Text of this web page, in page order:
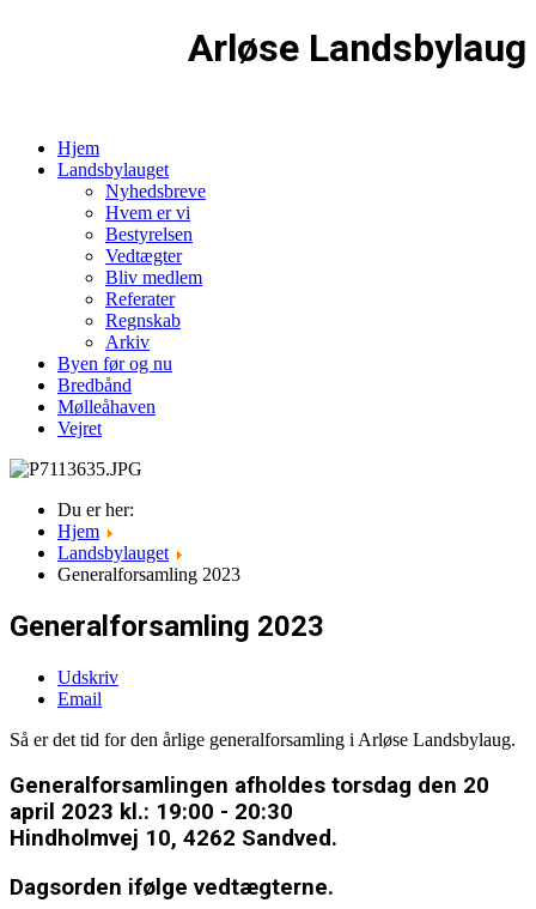
Arløse Landsbylaug
Hjem
Landsbylauget
Nyhedsbreve
Hvem er vi
Bestyrelsen
Vedtægter
Bliv medlem
Referater
Regnskab
Arkiv
Byen før og nu
Bredbånd
Mølleåhaven
Vejret
Du er her:
Hjem
Landsbylauget
Generalforsamling 2023
Generalforsamling 2023
Udskriv
Email
Så er det tid for den årlige generalforsamling i Arløse Landsbylaug.
Generalforsamlingen afholdes torsdag den 20
april 2023 kl.: 19:00 - 20:30
Hindholmvej 10, 4262 Sandved.
Dagsorden ifølge vedtægterne.